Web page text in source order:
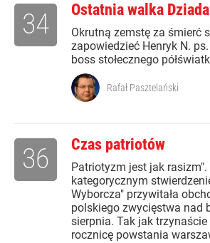
Ostatnia walka Dziada
Okrutną zemstę za śmierć
zapowiedzieć Henryk N.
boss stołecznego
34
Rafał Pasztelański
Czas patriotów
Patriotyzm jest jak rasizm".
kategorycznym
Wyborcza" przywitała
polskiego zwycięstwa nad
sierpnia. Tak jak
rocznicę powstania
36